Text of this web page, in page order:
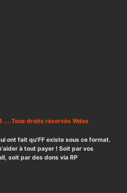
....Tous droits réservés Wdes
ont fait qu'FF existe sous ce format.
à tout payer ! Soit par vos
soit par des dons via RP